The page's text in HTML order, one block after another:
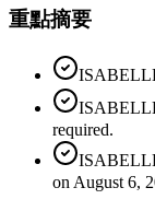
重點摘要
required.
on August 6,